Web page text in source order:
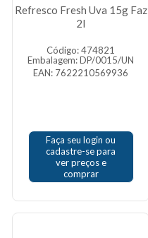
Refresco Fresh Uva 15g Faz
2l
Código: 474821
Embalagem: DP/0015/UN
EAN: 7622210569936
Faça seu login ou
cadastre-se para
ver preços e
comprar